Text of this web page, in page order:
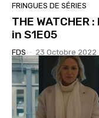
FRINGUES DE SÉRIES
THE
in S1E05
FDS - 23 Octobre 2022